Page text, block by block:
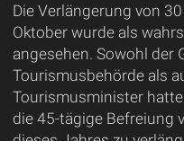
Die Verlängerung von
Oktober wurde als
angesehen. Sowohl der
Tourismusbehörde als
Tourismusminister
die 45-tägige Befreiung